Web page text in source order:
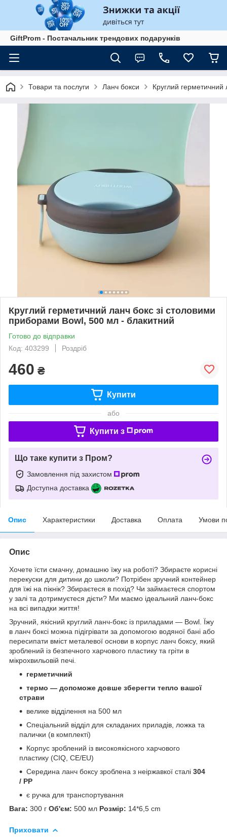
GiftProm - Постачальник трендових подарунків
Товари та послуги Ланч бокси Круглий
Круглий герметичний ланч бокс зі столовими
приборами Bowl, 500 мл - блакитний
Готово до відправки
Код: 403299
Роздріб
460 ₴
Купити
або
Купити з
Що таке купити з Пром?
Замовлення під захистом
Доступна доставка
Опис Характеристики Доставка Оплата Умови
Опис
Хочете їсти смачну, домашню їжу на роботі? Збираєте корисні
перекуски для дитини до школи? Потрібен зручний контейнер
для їжі на пікнік? Збираєтеся в похід? Чи займаєтеся спортом
у залі та дотримуєтеся дієти? Ми маємо ідеальний ланч-бокс
на всі випадки життя!
Зручний, якісний круглий ланч-бокс із приладами — Bowl. Їжу
в ланч боксі можна підігрівати за допомогою водяної бані або
пересипати вміст металевої основи в корпус ланч боксу, який
зроблений із безпечного харчового пластику та гріти в
мікрохвильовій печі.
герметичний
термо — допоможе довше зберегти тепло вашої
страви
велике відділення на 500 мл
Спеціальний відділ для складаних приладів, ложка та
палички (в комплекті)
Корпус зроблений із високоякісного харчового
пластику (CIQ, CE/EU)
Середина ланч боксу зроблена з неіржавкої сталі 304
/ PP
є ручка для транспортування
Вага: 300 г Об'єм: 500 мл Розмір: 14*6,5 cm
Приховати